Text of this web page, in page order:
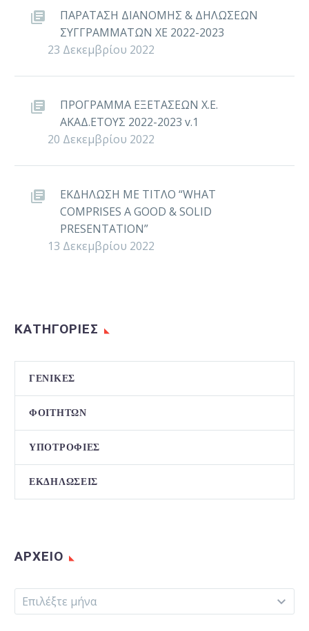
ΠΑΡΑΤΑΣΗ ΔΙΑΝΟΜΗΣ & ΔΗΛΩΣΕΩΝ
ΣΥΓΓΡΑΜΜΑΤΩΝ ΧΕ 2022-2023
23 Δεκεμβρίου 2022
ΠΡΟΓΡΑΜΜΑ ΕΞΕΤΑΣΕΩΝ Χ.Ε.
ΑΚΑΔ.ΕΤΟΥΣ 2022-2023 v.1
20 Δεκεμβρίου 2022
ΕΚΔΗΛΩΣΗ ΜΕ ΤΙΤΛΟ “WHAT
COMPRISES A GOOD & SOLID
PRESENTATION”
13 Δεκεμβρίου 2022
ΚΑΤΗΓΟΡΙΕΣ
ΓΕΝΙΚΈΣ
ΦΟΙΤΗΤΏΝ
ΥΠΟΤΡΟΦΊΕΣ
ΕΚΔΗΛΏΣΕΙΣ
ΑΡΧΕΊΟ
Αρχείο
Επιλέξτε μήνα